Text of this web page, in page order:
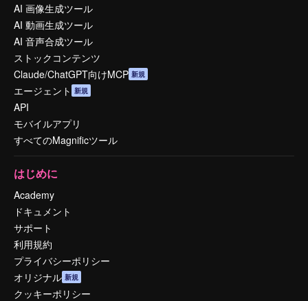
AI 画像生成ツール
AI 動画生成ツール
AI 音声合成ツール
ストックコンテンツ
Claude/ChatGPT向けMCP 新規
エージェント 新規
API
モバイルアプリ
すべてのMagnificツール
はじめに
Academy
ドキュメント
サポート
利用規約
プライバシーポリシー
オリジナル 新規
クッキーポリシー